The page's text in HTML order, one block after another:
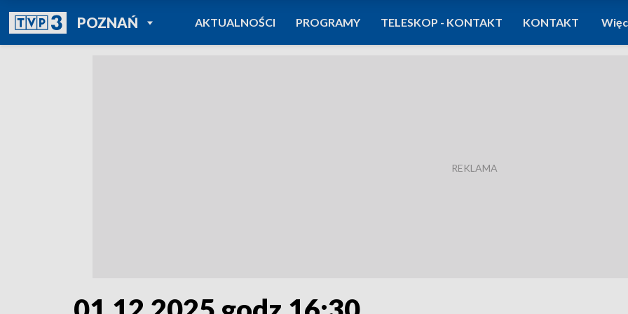
POZNAŃPOWRÓT DO
TVP REGIONY
AKTUALNOŚCI PROGRAMY TELESKOP - KONTAKT KONTAKT